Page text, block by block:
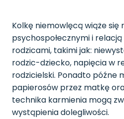
Kolkę niemowlęcą wiąże się
psychospołecznymi i
rodzicami, takimi jak:
rodzic-dziecko, napięcia w
rodzicielski. Ponadto późne
papierosów przez matkę
technika karmienia mogą
wystąpienia dolegliwości.